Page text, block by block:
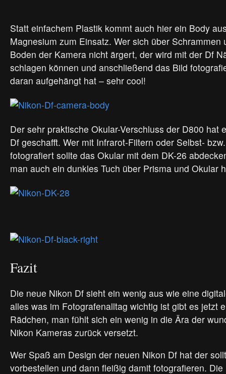
Statt einfachem Plastik kommt auch hier ein Body
Magnesium zum Einsatz. Wer sich über Schrammen
Boden der Kamera nicht ärgert, der wird mit der Df
schlagen können und anschließend das Bild
daran aufgehängt hat – sehr cool!
Der sehr praktische Okular-Verschluss der D800 hat
Df geschafft. Wer mit Infrarot-Filtern oder Selbst-
fotografiert sollte das Okular mit dem DK-26
man auch ein dunkles Tuch über Prisma und Okular
Fazit
Die neue Nikon Df sieht ein wenig aus wie eine
alles was im Fotografenalltag wichtig ist gibt es jetzt
Rädchen, man fühlt sich ein wenig in die Ära der
Nikon Kameras zurück versetzt.
Wer Spaß am Design der neuen Nikon Df hat der
vorbestellen und dann fleißig damit fotografieren.